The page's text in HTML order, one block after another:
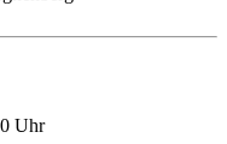
Uhr